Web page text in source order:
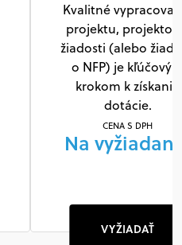
Kvalitné
projektu,
žiadosti (alebo
o NFP) je
krokom k získaniu
dotácie.
CENA S DPH
Na
VYŽIADAŤ